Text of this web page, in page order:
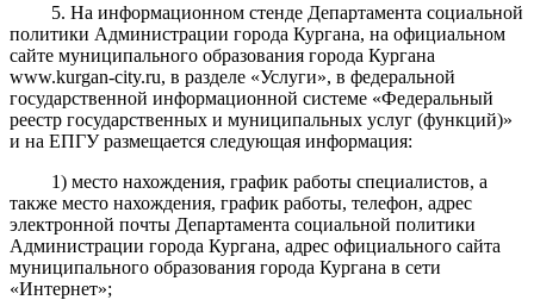
5. На информационном стенде Департамента социальной
политики Администрации города Кургана, на официальном
сайте муниципального образования города Кургана
www.kurgan-city.ru, в разделе «Услуги», в федеральной
государственной информационной системе «Федеральный
реестр государственных и муниципальных услуг (функций)»
и на ЕПГУ размещается следующая информация:
1) место нахождения, график работы специалистов, а
также место нахождения, график работы, телефон, адрес
электронной почты Департамента социальной политики
Администрации города Кургана, адрес официального сайта
муниципального образования города Кургана в сети
«Интернет»;